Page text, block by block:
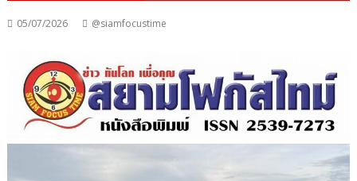
05/07/2026 @siamfocustime